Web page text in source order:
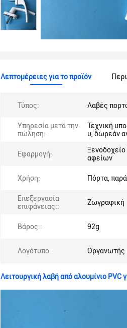
Λεπτομέρειες για το προϊόν
Τύπος: Λαβές
Υπηρεσία μετά την
πώληση:
Τεχνική
υ, δωρεάν
Εφαρμογή:
αφείων
Χρήση: Πόρτα,
Επεξεργασία
επιφάνειας::
Ζωγραφική
Βάρος:: 92g
Λογότυπο:: Οργανωτής
Λειτουργική λαβή από αλουμίνιο